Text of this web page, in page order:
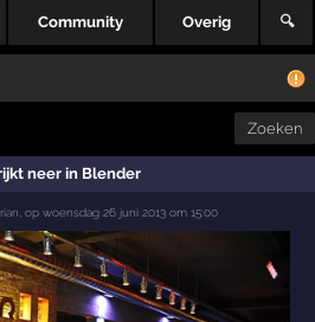
Community Overig 🔍
Zoeken
neer in Blender
op woensdag 26 juni 2013 om 15:00